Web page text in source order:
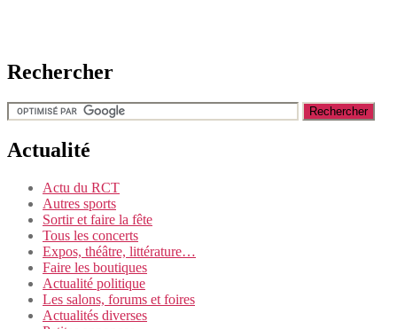
Rechercher
Actualité
Actu du RCT
Autres sports
Sortir et faire la fête
Tous les concerts
Expos, théâtre, littérature…
Faire les boutiques
Actualité politique
Les salons, forums et foires
Actualités diverses